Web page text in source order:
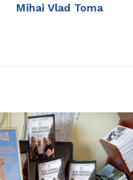
Mihai Vlad Toma